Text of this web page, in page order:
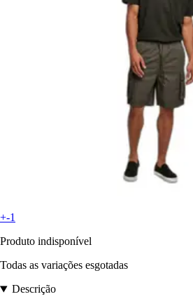
+-1
Produto indisponível
Todas as variações esgotadas
Descrição